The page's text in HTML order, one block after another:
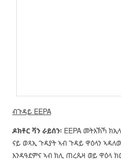
ብጉዳይ EEPA
ዶክቶር ቫን ራይሰን፡ EEPA መትእኽኻ
ናይ ወጻኢ ጉዳያት ኣብ ጉዳይ ዋዕላን
እንዳዓደምና ኣብ ክሊ ጠረጴዛ ወይ ዋዕላ